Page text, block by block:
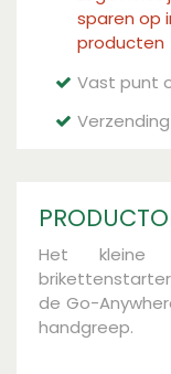
sparen op
producten
Vast punt
Het kleine
de Go-
handgreep.